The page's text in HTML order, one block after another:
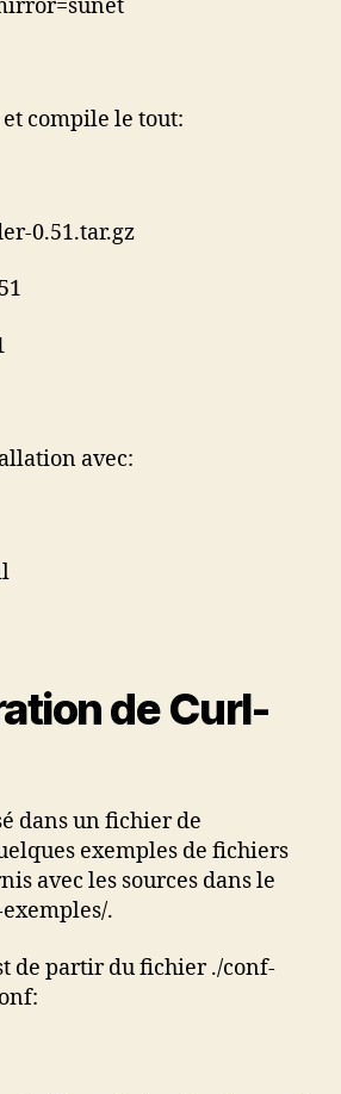
compile le tout:
0.51.tar.gz
avec:
de Curl-
dans un fichier de
exemples de fichiers
avec les sources dans le
.
de partir du fichier ./conf-